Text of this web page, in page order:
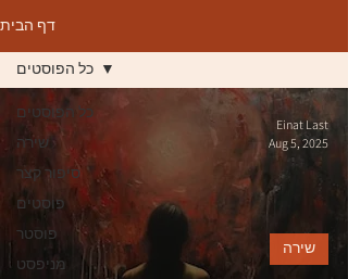
דף הבית
כל הפוסטים
שירה
סיפור קצר
פוסטים
פוסטר
מניפסט
כל הפוסטים
שירה
Einat Last
Aug 5, 2025